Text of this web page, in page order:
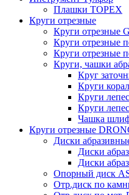
Плашки ТОРЕХ
Круги отрезные
Круги
Круги отрезные
Круги отрезные
Круги, чашки
Круг
Круги
Круги
Круги
Чашка
Круги отрезные
Диски
Диски
Диски
Опорный диск
Отр.диск по